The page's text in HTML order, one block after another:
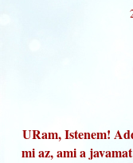
URam, Istenem!
mi az, ami a